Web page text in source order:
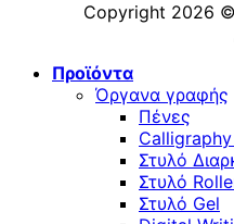
Copyright 2026 ©
Προϊόντα
Όργανα γραφής
Πένες
Στυλό
Στυλό
Στυλό Gel